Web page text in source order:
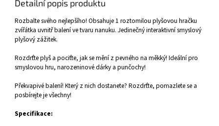
Detailní popis produktu
Rozbalte svého nejlepšího! Obsahuje 1 roztomilou plyšovou hračku
zvířátka uvnitř balení ve tvaru nanuku. Jedinečný interaktivní smyslový
plyšový zážitek.
Rozdrťte plyš a pociťte, jak se mění z pevného na měkký! Ideální pro
smyslovou hru, narozeninové dárky a punčochy!
Překvapivé balení! Který z nich dostanete? Rozdrťte, pomazlete se a
posbírejte je všechny!
Specifikace: